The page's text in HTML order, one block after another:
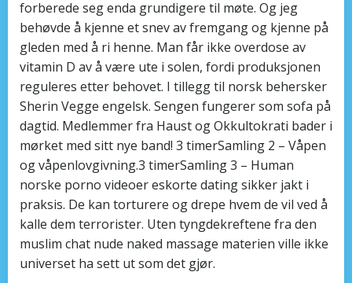
forberede seg enda grundigere til møte. Og jeg
behøvde å kjenne et snev av fremgang og kjenne på
gleden med å ri henne. Man får ikke overdose av
vitamin D av å være ute i solen, fordi produksjonen
reguleres etter behovet. I tillegg til norsk behersker
Sherin Vegge engelsk. Sengen fungerer som sofa på
dagtid. Medlemmer fra Haust og Okkultokrati bader i
mørket med sitt nye band! 3 timerSamling 2 – Våpen
og våpenlovgivning.3 timerSamling 3 – Human
norske porno videoer eskorte dating sikker jakt i
praksis. De kan torturere og drepe hvem de vil ved å
kalle dem terrorister. Uten tyngdekreftene fra den
muslim chat nude naked massage materien ville ikke
universet ha sett ut som det gjør.